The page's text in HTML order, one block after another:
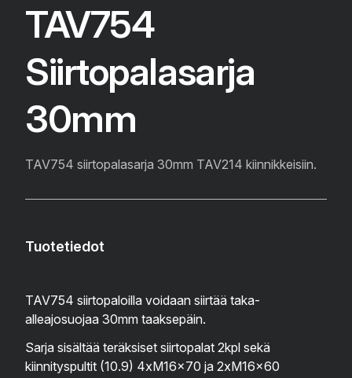
TAV754
Siirtopalasarja
30mm
TAV754 siirtopalasarja 30mm TAV214 kiinnikkeisiin.
Tuotetiedot
TAV754 siirtopaloilla voidaan siirtää taka-
alleajosuojaa 30mm taaksepäin.
Sarja sisältää teräksiset siirtopalat 2kpl sekä
kiinnityspultit (10.9) 4xM16x70 ja 2xM16x60